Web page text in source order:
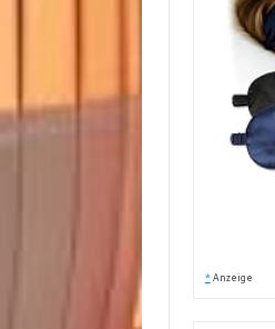
* Anzeige